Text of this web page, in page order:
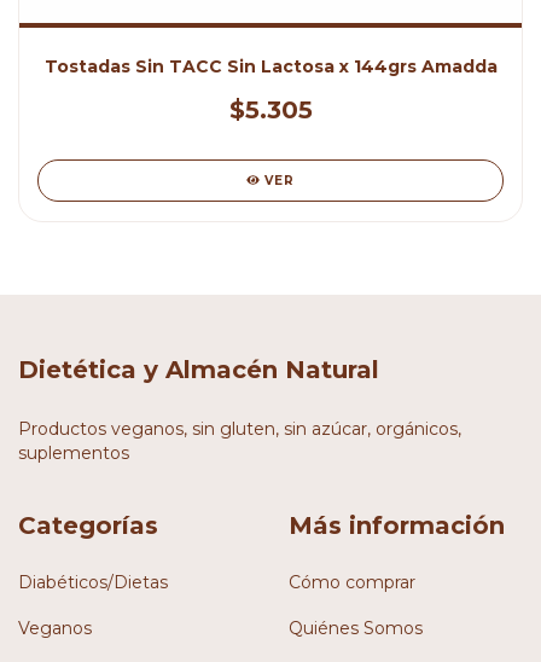
Tostadas Sin TACC Sin Lactosa x 144grs Amadda
$5.305
VER
Dietética y Almacén Natural
Productos veganos, sin gluten, sin azúcar, orgánicos,
suplementos
Categorías
Diabéticos/Dietas
Veganos
Más información
Cómo comprar
Quiénes Somos